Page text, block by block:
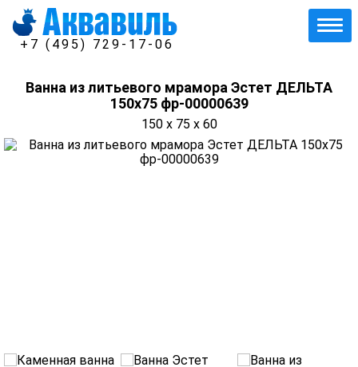
+7 (495) 729-17-06
Ванна из литьевого мрамора Эстет ДЕЛЬТА
150х75 фр-00000639
150 x 75 x 60